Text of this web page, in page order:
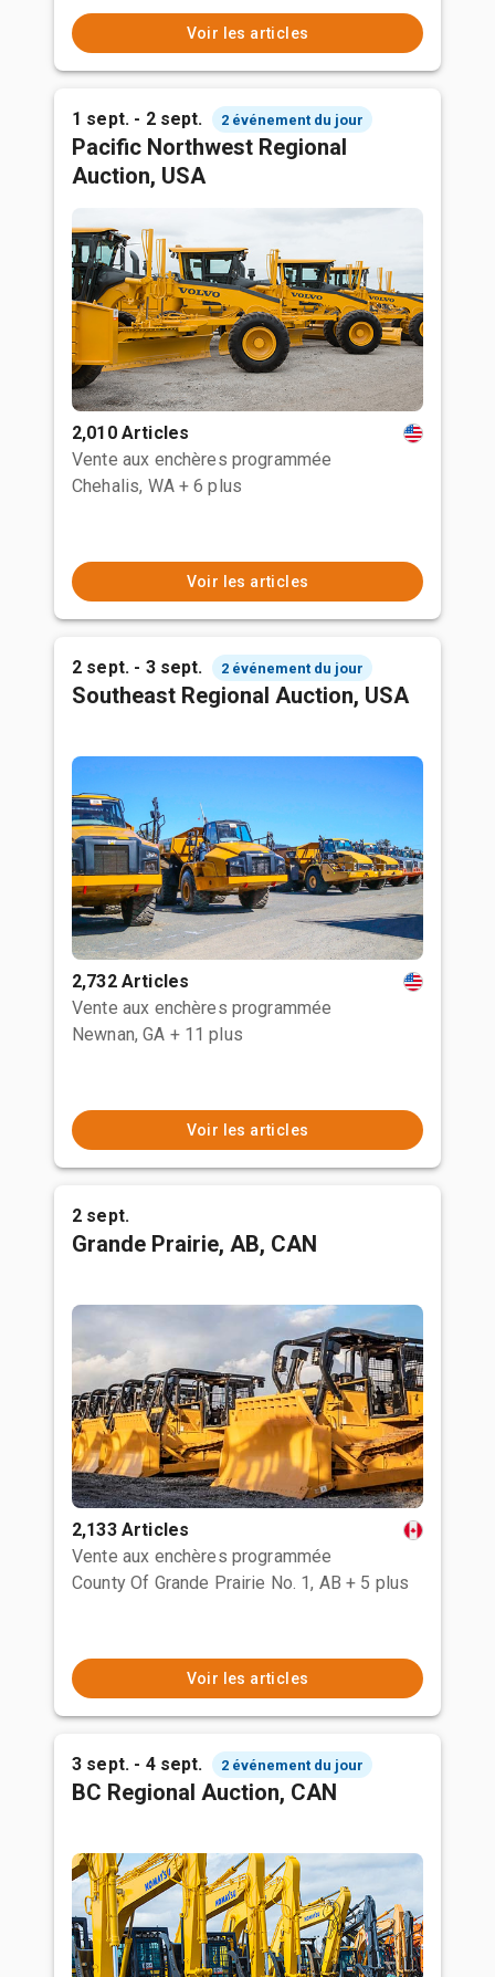
Voir les articles
1 sept. - 2 sept. 2 événement du jour
Pacific Northwest Regional
Auction, USA
2,010 Articles
Vente aux enchères programmée
Chehalis, WA + 6 plus
Voir les articles
2 sept. - 3 sept. 2 événement du jour
Southeast Regional Auction, USA
2,732 Articles
Vente aux enchères programmée
Newnan, GA + 11 plus
Voir les articles
2 sept.
Grande Prairie, AB, CAN
2,133 Articles
Vente aux enchères programmée
County Of Grande Prairie No. 1, AB + 5 plus
Voir les articles
3 sept. - 4 sept. 2 événement du jour
BC Regional Auction, CAN